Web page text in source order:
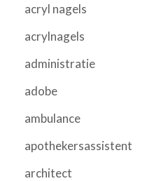
acryl nagels
acrylnagels
administratie
adobe
ambulance
apothekersassistent
architect